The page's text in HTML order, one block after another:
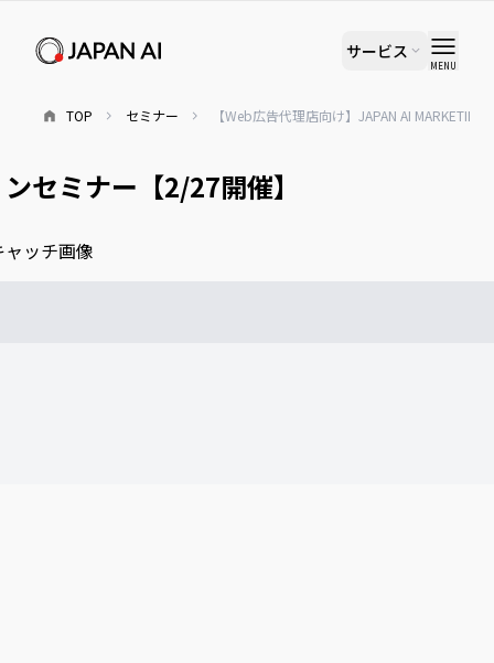
サービス
MENU
TOP セミナー 【Web広告代理店向け】JAPAN AI
セミナー【2/27開催】